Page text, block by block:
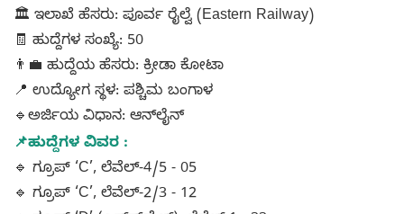
🏛️ ಇಲಾಖೆ ಹೆಸರು: ಪೂರ್ವ ರೈಲ್ವೆ (Eastern Railway)
🧾 ಹುದ್ದೆಗಳ ಸಂಖ್ಯೆ: 50
👨‍💼 ಹುದ್ದೆಯ ಹೆಸರು: ಕ್ರೀಡಾ ಕೋಟಾ
📍 ಉದ್ಯೋಗ ಸ್ಥಳ: ಪಶ್ಚಿಮ ಬಂಗಾಳ
🔹ಅರ್ಜಿಯ ವಿಧಾನ: ಆನ್‌ಲೈನ್
📌ಹುದ್ದೆಗಳ ವಿವರ :
🔹 ಗ್ರೂಪ್ ‘C’, ಲೆವೆಲ್-4/5 - 05
🔹 ಗ್ರೂಪ್ ‘C’, ಲೆವೆಲ್-2/3 - 12